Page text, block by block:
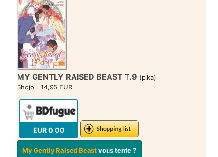
MY GENTLY RAISED BEAST T.9 (pika)
Shojo - 14,95 EUR
EUR 0,00
My Gently Raised Beastvous tente ?